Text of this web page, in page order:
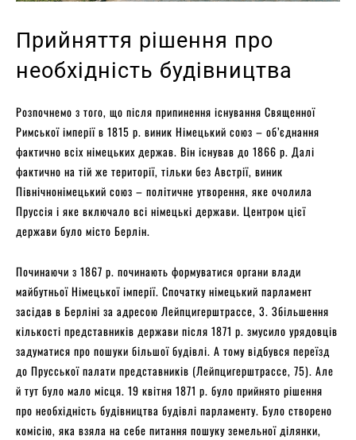
Прийняття рішення про
необхідність будівництва
Розпочнемо з того, що після припинення існування Священної
Римської імперії в 1815 р. виник Німецький союз – об’єднання
фактично всіх німецьких держав. Він існував до 1866 р. Далі
фактично на тій же території, тільки без Австрії, виник
Північнонімецький союз – політичне утворення, яке очолила
Пруссія і яке включало всі німецькі держави. Центром цієї
держави було місто Берлін.
Починаючи з 1867 р. починають формуватися органи влади
майбутньої Німецької імперії. Спочатку німецький парламент
засідав в Берліні за адресою Лейпцигерштрассе, 3. Збільшення
кількості представників держави після 1871 р. змусило урядовців
задуматися про пошуки більшої будівлі. А тому відбувся переїзд
до Прусської палати представників (Лейпцигерштрассе, 75). Але
й тут було мало місця. 19 квітня 1871 р. було прийнято рішення
про необхідність будівництва будівлі парламенту. Було створено
комісію, яка взяла на себе питання пошуку земельної ділянки,